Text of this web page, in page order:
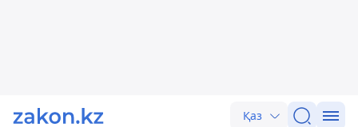
Қаз